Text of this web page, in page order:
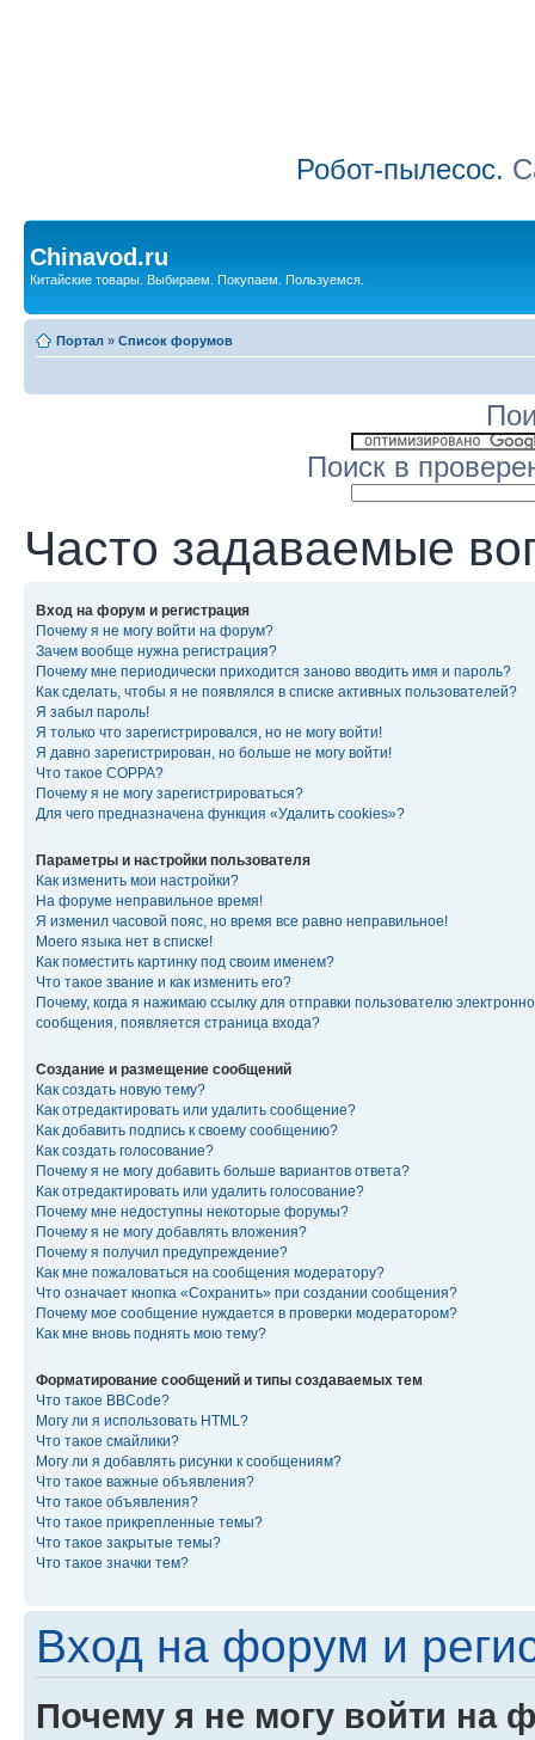
Робот-пылесос.
Chinavod.ru
Китайские товары. Выбираем. Покупаем. Пользуемся.
Портал » Список форумов
Поиск в
Часто задаваемые
Вход на форум и регистрация
Почему я не могу войти на форум?
Зачем вообще нужна регистрация?
Почему мне периодически приходится заново вводить имя и пароль?
Как сделать, чтобы я не появлялся в списке активных пользователей?
Я забыл пароль!
Я только что зарегистрировался, но не могу войти!
Я давно зарегистрирован, но больше не могу войти!
Что такое COPPA?
Почему я не могу зарегистрироваться?
Для чего предназначена функция «Удалить cookies»?
Параметры и настройки пользователя
Как изменить мои настройки?
На форуме неправильное время!
Я изменил часовой пояс, но время все равно неправильное!
Моего языка нет в списке!
Как поместить картинку под своим именем?
Что такое звание и как изменить его?
Почему, когда я нажимаю ссылку для отправки пользователю
сообщения, появляется страница входа?
Создание и размещение сообщений
Как создать новую тему?
Как отредактировать или удалить сообщение?
Как добавить подпись к своему сообщению?
Как создать голосование?
Почему я не могу добавить больше вариантов ответа?
Как отредактировать или удалить голосование?
Почему мне недоступны некоторые форумы?
Почему я не могу добавлять вложения?
Почему я получил предупреждение?
Как мне пожаловаться на сообщения модератору?
Что означает кнопка «Сохранить» при создании сообщения?
Почему мое сообщение нуждается в проверки модератором?
Как мне вновь поднять мою тему?
Форматирование сообщений и типы создаваемых тем
Что такое BBCode?
Могу ли я использовать HTML?
Что такое смайлики?
Могу ли я добавлять рисунки к сообщениям?
Что такое важные объявления?
Что такое объявления?
Что такое прикрепленные темы?
Что такое закрытые темы?
Что такое значки тем?
Вход на форум и
Почему я не могу войти на